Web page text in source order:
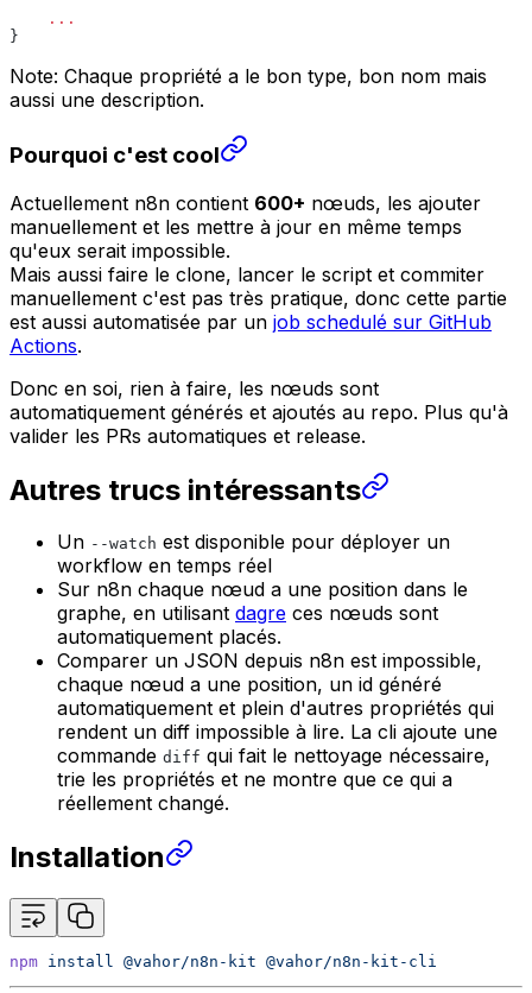
...
}
Note: Chaque propriété a le bon type, bon nom mais
aussi une description.
Pourquoi c'est cool
Actuellement n8n contient 600+ nœuds, les ajouter
manuellement et les mettre à jour en même temps
qu'eux serait impossible.
Mais aussi faire le clone, lancer le script et commiter
manuellement c'est pas très pratique, donc cette partie
est aussi automatisée par un job schedulé sur GitHub
Actions.
Donc en soi, rien à faire, les nœuds sont
automatiquement générés et ajoutés au repo. Plus qu'à
valider les PRs automatiques et release.
Autres trucs intéressants
Un --watch est disponible pour déployer un
workflow en temps réel
Sur n8n chaque nœud a une position dans le
graphe, en utilisant dagre ces nœuds sont
automatiquement placés.
Comparer un JSON depuis n8n est impossible,
chaque nœud a une position, un id généré
automatiquement et plein d'autres propriétés qui
rendent un diff impossible à lire. La cli ajoute une
commande diff qui fait le nettoyage nécessaire,
trie les propriétés et ne montre que ce qui a
réellement changé.
Installation
npm install @vahor/n8n-kit @vahor/n8n-kit-cli